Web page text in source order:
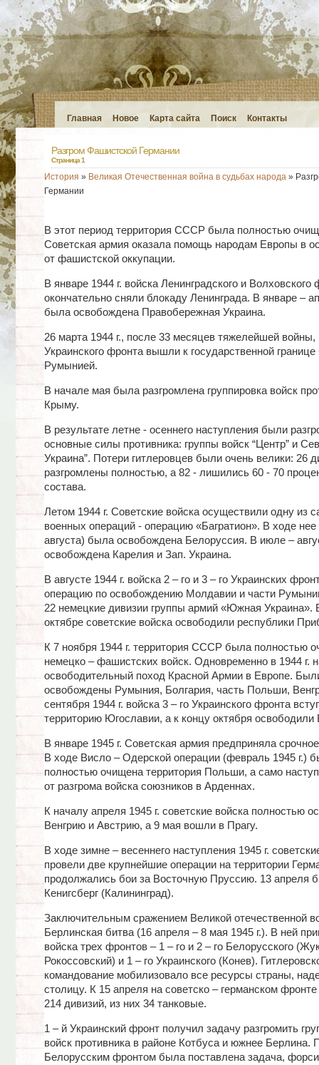
Главная Новое Карта сайта Поиск Контакты
Разгром Фашистской Германии
Страница 1
История » Великая Отечественная война в судьбах народа»
Германии
В этот период территория СССР была полностью
Советская армия оказала помощь народам Европы в
от фашистской оккупации.
В январе 1944 г. войска Ленинградского и Волховского
окончательно сняли блокаду Ленинграда. В январе –
была освобождена Правобережная Украина.
26 марта 1944 г., после 33 месяцев тяжелейшей войны,
Украинского фронта вышли к государственной
Румынией.
В начале мая была разгромлена группировка войск
Крыму.
В результате летне - осеннего наступления были
основные силы противника: группы войск “Центр” и
Украина”. Потери гитлеровцев были очень велики: 26
разгромлены полностью, а 82 - лишились 60 - 70
состава.
Летом 1944 г. Советские войска осуществили одну из
военных операций - операцию «Багратион». В ходе
августа) была освобождена Белоруссия. В июле –
освобождена Карелия и Зап. Украина.
В августе 1944 г. войска 2 – го и 3 – го Украинских
операцию по освобождению Молдавии и части
22 немецкие дивизии группы армий «Южная Украина».
октябре советские войска освободили республики
К 7 ноября 1944 г. территория СССР была полностью
немецко – фашистских войск. Одновременно в 1944 г.
освободительный поход Красной Армии в Европе.
освобождены Румыния, Болгария, часть Польши,
сентября 1944 г. войска 3 – го Украинского фронта
территорию Югославии, а к концу октября освободили
В январе 1945 г. Советская армия предприняла
В ходе Висло – Одерской операции (февраль 1945 г.)
полностью очищена территория Польши, а само
от разгрома войска союзников в Арденнах.
К началу апреля 1945 г. советские войска полностью
Венгрию и Австрию, а 9 мая вошли в Прагу.
В ходе зимне – весеннего наступления 1945 г.
провели две крупнейшие операции на территории
продолжались бои за Восточную Пруссию. 13 апреля
Кенигсберг (Калининград).
Заключительным сражением Великой отечественной
Берлинская битва (16 апреля – 8 мая 1945 г.). В ней
войска трех фронтов – 1 – го и 2 – го Белорусского
Рокоссовский) и 1 – го Украинского (Конев).
командование мобилизовало все ресурсы страны,
столицу. К 15 апреля на советско – германском
214 дивизий, из них 34 танковые.
1 – й Украинский фронт получил задачу разгромить
войск противника в районе Котбуса и южнее Берлина.
Белорусским фронтом была поставлена задача,